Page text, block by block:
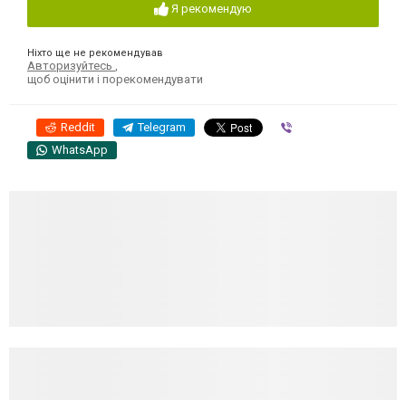
Я рекомендую
Ніхто ще не рекомендував
Авторизуйтесь ,
щоб оцінити і порекомендувати
Reddit Telegram
WhatsApp